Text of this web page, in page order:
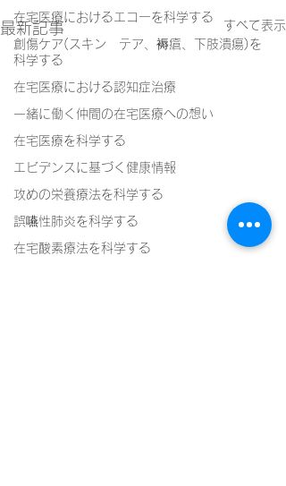
在宅医療におけるエコーを科学する
創傷ケア(スキン テア、褥瘡、下肢潰瘍)を
科学する
在宅医療における認知症治療
一緒に働く仲間の在宅医療への想い
在宅医療を科学する
エビデンスに基づく健康情報
攻めの栄養療法を科学する
誤嚥性肺炎を科学する
在宅酸素療法を科学する
最新記事 すべて表示